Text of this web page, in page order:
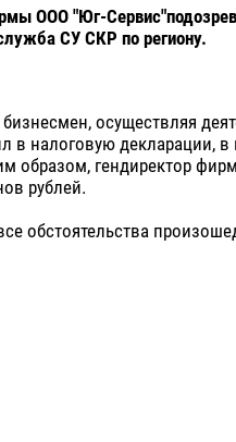
ООО "Юг-
СУ СКР по региону.
осуществляя
в налоговую декларации,
образом, гендиректор
рублей.
обстоятельства